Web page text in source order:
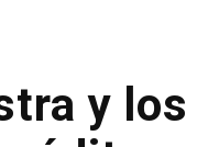
y los